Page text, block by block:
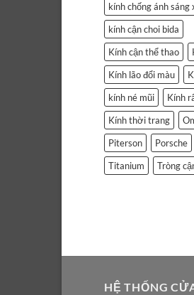
kính chống ánh sáng
kính cận choi bida
Kính cận thể thao
Kính lão đổi màu
kính né mũi
Kính
Kính thời trang
Piterson
Porsche
Titanium
Tròng
HỆ THỐNG